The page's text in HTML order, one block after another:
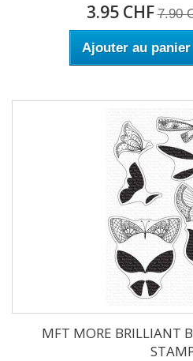
3.95 CHF 7.90
Ajouter au panier
MFT MORE BRILLIANT